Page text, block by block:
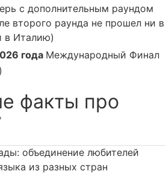
с дополнительным раундом
второго раунда не прошел ни в
в Италию)
года Международный Финал
факты про
объединение любителей
из разных стран